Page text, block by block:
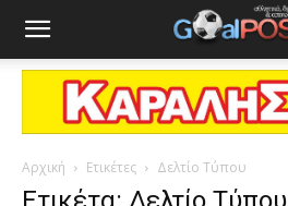
Αρχική Ετικέτες Δελτίο Τύπου